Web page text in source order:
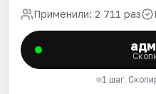
Применили: 2 711 раз
1 шаг.